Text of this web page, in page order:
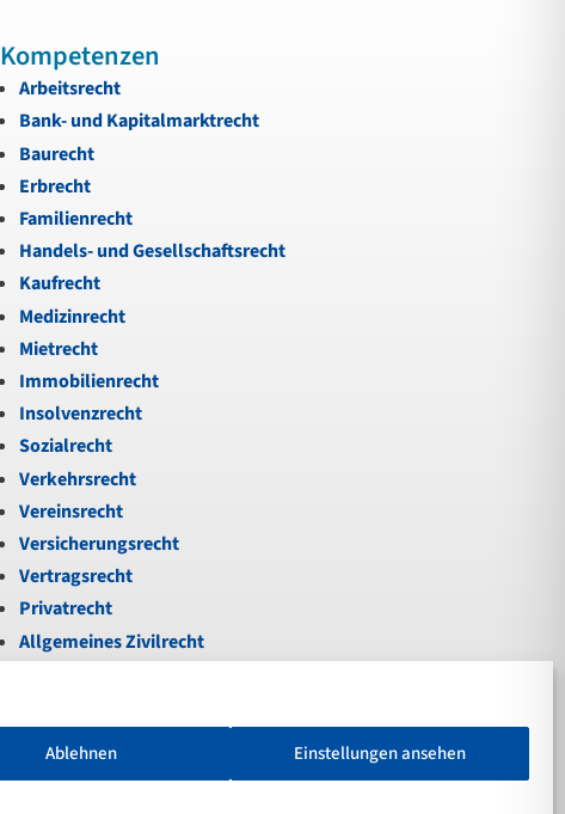
Ablehnen Einstellungen ansehen
Kompetenzen
Arbeitsrecht
Bank- und Kapitalmarktrecht
Baurecht
Erbrecht
Familienrecht
Handels- und Gesellschaftsrecht
Kaufrecht
Medizinrecht
Mietrecht
Immobilienrecht
Insolvenzrecht
Sozialrecht
Verkehrsrecht
Vereinsrecht
Versicherungsrecht
Vertragsrecht
Privatrecht
Allgemeines Zivilrecht